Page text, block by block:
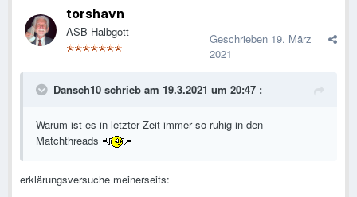
torshavn
ASB-Halbgott Geschrieben 19. März
2021
Dansch10 schrieb am 19.3.2021 um 20:47 :
Warum ist es in letzter Zeit immer so ruhig in den
Matchthreads
erklärungsversuche meinerseits: